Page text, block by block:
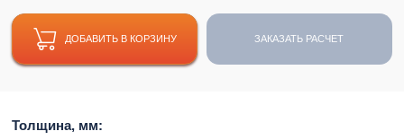
ДОБАВИТЬ В КОРЗИНУ ЗАКАЗАТЬ РАСЧЕТ
Толщина, мм: